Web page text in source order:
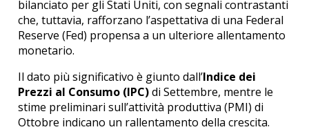
bilanciato per gli Stati Uniti, con segnali contrastanti
che, tuttavia, rafforzano l’aspettativa di una Federal
Reserve (Fed) propensa a un ulteriore allentamento
monetario.
Il dato più significativo è giunto dall’Indice dei
Prezzi al Consumo (IPC)di Settembre, mentre le
stime preliminari sull’attività produttiva (PMI) di
Ottobre indicano un rallentamento della crescita.